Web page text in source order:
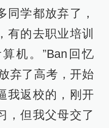
同学都放弃了，
有的去职业培训
机。”Ban回忆
弃了高考，开始
我返校的，刚开
，但我父母交了